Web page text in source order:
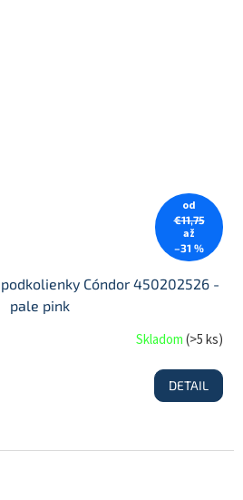
od
€11,75
až
–31 %
Cóndor 450202526 -
pale pink
Skladom(>5 ks)
DETAIL